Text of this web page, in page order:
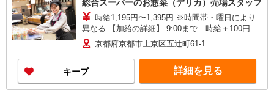
総合スーパーのお惣菜（デリカ）売場スタッフ
時給1,195円〜1,395円 ※時間帯・曜日により
異なる 【加給の詳細】 9:00まで 時給＋100円 ★
日・祝は時給100円UP！
京都府京都市上京区五辻町61-1
キープ 詳細を見る